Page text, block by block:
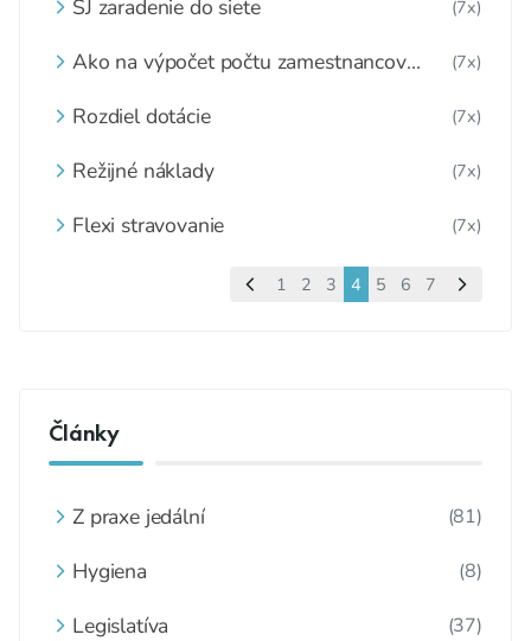
ŠJ zaradenie do siete (7x)
Ako na výpočet počtu zamestnancov
(7x)
Rozdiel dotácie (7x)
Režijné náklady (7x)
Flexi stravovanie (7x)
1 2 3 4 5 6 7
Články
Z praxe jedální (81)
Hygiena (8)
Legislatíva (37)